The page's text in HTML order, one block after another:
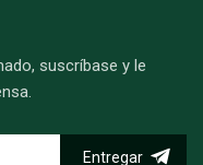
suscríbase y le
Entregar